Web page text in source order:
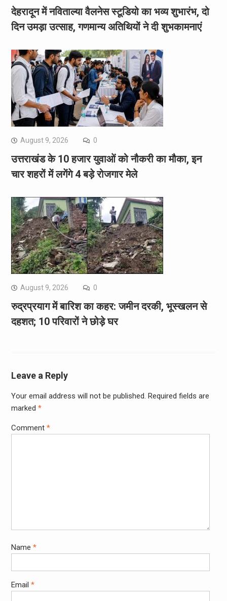
देहरादून में नविताल्या वैलनेस स्टूडियो का भव्य शुभारंभ, दो
दिन उमड़ा उत्साह, गणमान्य अतिथियों ने दी शुभकामनाएं
August 9, 2026 0
उत्तराखंड के 10 हजार युवाओं को नौकरी का मौका, इन
चार शहरों में लगेंगे 4 बड़े रोजगार मेले
August 9, 2026 0
रुद्रप्रयाग में बारिश का कहर: जमीन दरकी, भूस्खलन से
दहशत; 10 परिवारों ने छोड़े घर
Leave a Reply
Your email address will not be published. Required fields are
marked *
Comment *
Name *
Email *